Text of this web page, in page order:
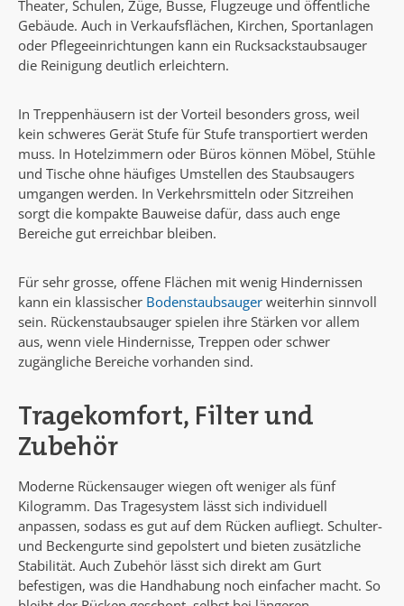
Theater, Schulen, Züge, Busse, Flugzeuge und öffentliche
Gebäude. Auch in Verkaufsflächen, Kirchen, Sportanlagen
oder Pflegeeinrichtungen kann ein Rucksackstaubsauger
die Reinigung deutlich erleichtern.
In Treppenhäusern ist der Vorteil besonders gross, weil
kein schweres Gerät Stufe für Stufe transportiert werden
muss. In Hotelzimmern oder Büros können Möbel, Stühle
und Tische ohne häufiges Umstellen des Staubsaugers
umgangen werden. In Verkehrsmitteln oder Sitzreihen
sorgt die kompakte Bauweise dafür, dass auch enge
Bereiche gut erreichbar bleiben.
Für sehr grosse, offene Flächen mit wenig Hindernissen
kann ein klassischer Bodenstaubsauger weiterhin sinnvoll
sein. Rückenstaubsauger spielen ihre Stärken vor allem
aus, wenn viele Hindernisse, Treppen oder schwer
zugängliche Bereiche vorhanden sind.
Tragekomfort, Filter und
Zubehör
Moderne Rückensauger wiegen oft weniger als fünf
Kilogramm. Das Tragesystem lässt sich individuell
anpassen, sodass es gut auf dem Rücken aufliegt. Schulter-
und Beckengurte sind gepolstert und bieten zusätzliche
Stabilität. Auch Zubehör lässt sich direkt am Gurt
befestigen, was die Handhabung noch einfacher macht. So